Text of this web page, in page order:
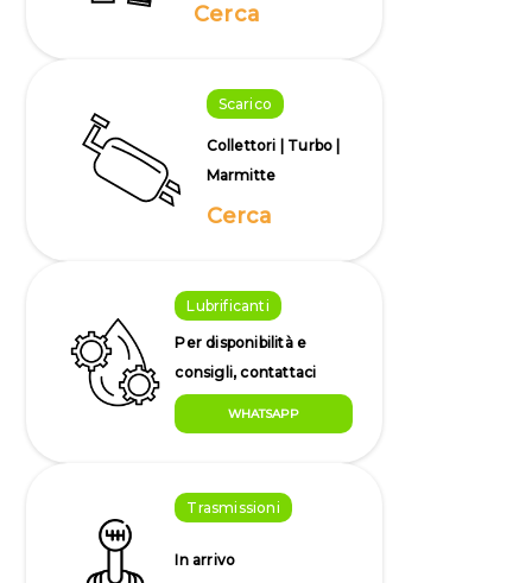
Cerca
Scarico
Collettori | Turbo |
Marmitte
Cerca
Lubrificanti
Per disponibilità e
consigli, contattaci
WHATSAPP
Trasmissioni
In arrivo